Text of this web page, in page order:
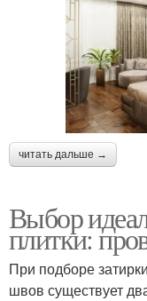
читать дальше →
Выбор
плитки:
При подборе
швов существует